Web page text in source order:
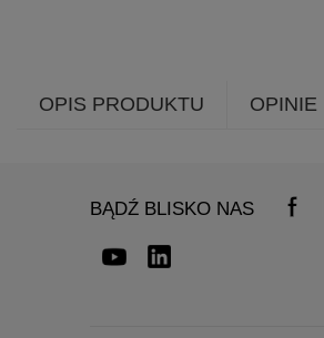
OPIS PRODUKTU OPINIE
BĄDŹ BLISKO NAS